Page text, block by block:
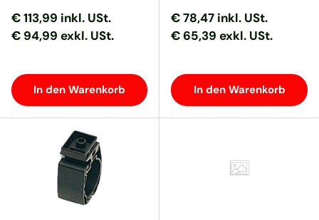
Normaler Preis
Normaler Preis
€ 113,99 inkl. USt.
€ 94,99 exkl. USt.
In den Warenkorb
Normaler Preis
Normaler Preis
€ 78,47 inkl. USt.
€ 65,39 exkl. USt.
In den Warenkorb